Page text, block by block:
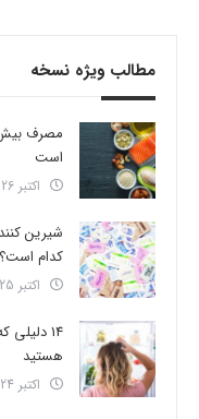
مطالب ویژه نسخه
است
اکتبر 26, 2024
شیرین
کدام است؟
اکتبر 25, 2024
14
هستید
اکتبر 24, 2024